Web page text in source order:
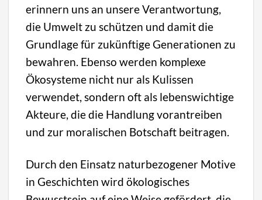
erinnern uns an unsere Verantwortung,
die Umwelt zu schützen und damit die
Grundlage für zukünftige Generationen zu
bewahren. Ebenso werden komplexe
Ökosysteme nicht nur als Kulissen
verwendet, sondern oft als lebenswichtige
Akteure, die die Handlung vorantreiben
und zur moralischen Botschaft beitragen.
Durch den Einsatz naturbezogener Motive
in Geschichten wird ökologisches